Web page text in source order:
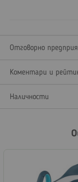
Отговорно
Коментари и
Наличности